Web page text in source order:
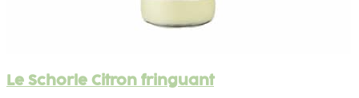
Le Schorle Citron fringuant